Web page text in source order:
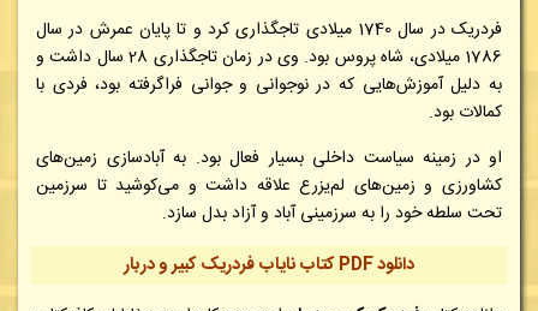
فردریک در سال 1740 میلادی تاجگذاری کرد و تا پایان عمرش در سال
1786 میلادی، شاه پروس بود. وی در زمان تاجگذاری 28 سال داشت و
به دلیل آموزش‌هایی که در نوجوانی و جوانی فراگرفته بود، فردی با
کمالات بود.
او در زمینه سیاست داخلی بسیار فعال بود. به آبادسازی زمین‌های
کشاورزی و زمین‌های لم‌یزرع علاقه داشت و می‌کوشید تا سرزمین
تحت سلطه خود را به سرزمینی آباد و آزاد بدل سازد.
دانلود PDF کتاب نایاب فردریک کبیر و دربار